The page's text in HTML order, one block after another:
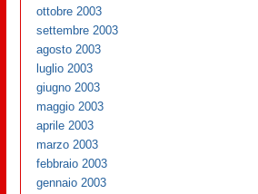
ottobre 2003
settembre 2003
agosto 2003
luglio 2003
giugno 2003
maggio 2003
aprile 2003
marzo 2003
febbraio 2003
gennaio 2003